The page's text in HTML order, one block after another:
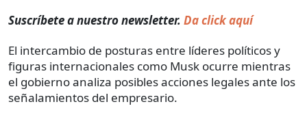
Suscríbete a nuestro newsletter. Da click aquí
El intercambio de posturas entre líderes políticos y
figuras internacionales como Musk ocurre mientras
el gobierno analiza posibles acciones legales ante los
señalamientos del empresario.